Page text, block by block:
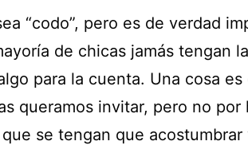
“codo”, pero es de verdad
de chicas jamás tengan
para la cuenta. Una cosa
queramos invitar, pero no por
se tengan que acostumbrar